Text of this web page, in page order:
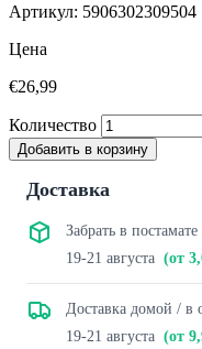
Артикул: 5906302309504
Цена
€26,99
Количество
Добавить в корзину
Доставка
Забрать в
19-21 августа (от
Доставка домой / в
19-21 августа (от